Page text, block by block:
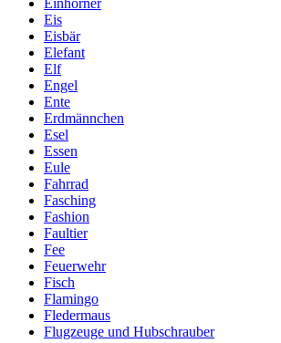
Einhörner
Eis
Eisbär
Elefant
Elf
Engel
Ente
Erdmännchen
Esel
Essen
Eule
Fahrrad
Fasching
Fashion
Faultier
Fee
Feuerwehr
Fisch
Flamingo
Fledermaus
Flugzeuge und Hubschrauber